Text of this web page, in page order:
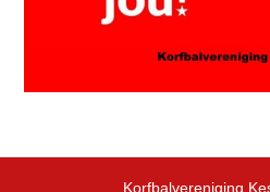
Korfbalvereniging